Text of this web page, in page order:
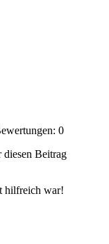
0
diesen Beitrag
hilfreich war!